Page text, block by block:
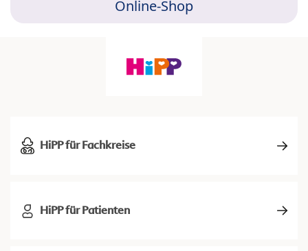
Online-Shop
HiPP für Fachkreise
HiPP für Patienten